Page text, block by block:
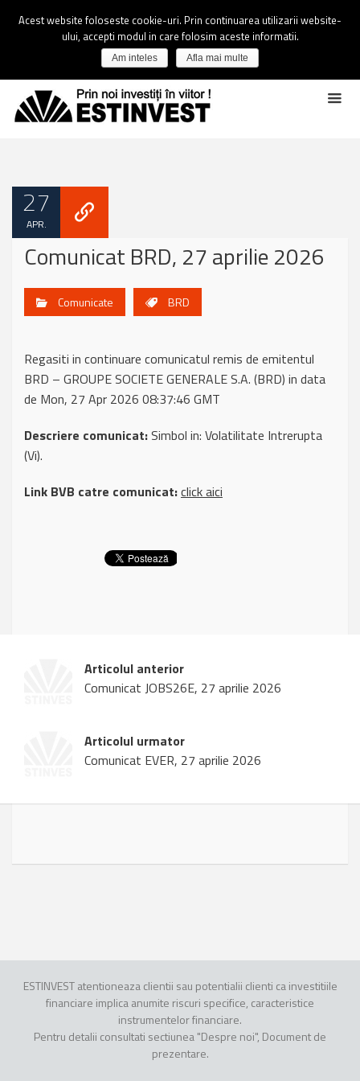
27
APR.
Comunicat BRD, 27 aprilie 2026
Comunicate BRD
Regasiti in continuare comunicatul remis de emitentul
BRD – GROUPE SOCIETE GENERALE S.A. (BRD) in data
de Mon, 27 Apr 2026 08:37:46 GMT
Descriere comunicat:Simbol in: Volatilitate Intrerupta
(Vi).
Link BVB catre comunicat:click aici
Articolul anterior
Comunicat JOBS26E, 27 aprilie 2026
Articolul urmator
Comunicat EVER, 27 aprilie 2026
ESTINVEST atentioneaza clientii sau potentialii clienti ca investitiile
financiare implica anumite riscuri specifice, caracteristice
instrumentelor financiare.
Pentru detalii consultati sectiunea "Despre noi", Document de
prezentare.
Acest website foloseste cookie-uri. Prin continuarea utilizarii website-
ului, accepti modul in care folosim aceste informatii.
Am inteles Afla mai multe